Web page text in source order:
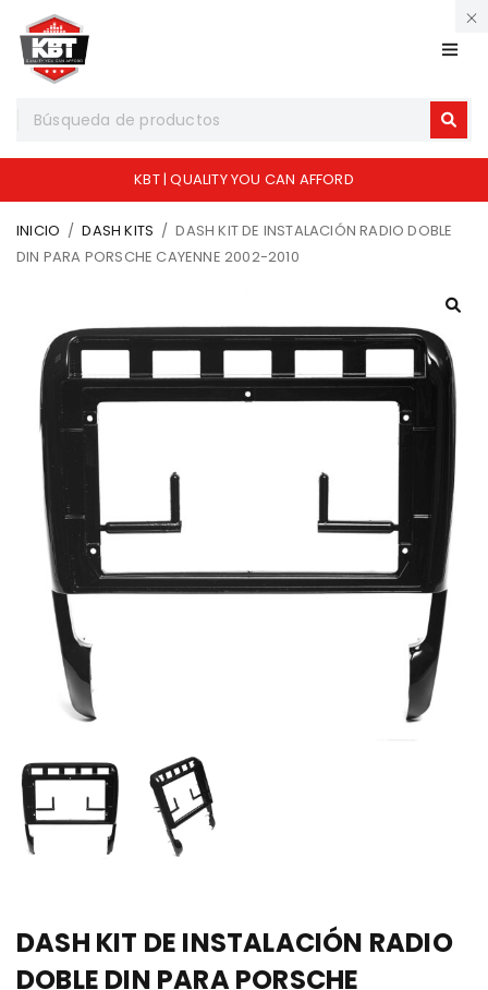
KBT | QUALITY YOU CAN AFFORD
INICIO / DASH KITS / DASH KIT DE INSTALACIÓN RADIO DOBLE
DIN PARA PORSCHE CAYENNE 2002-2010
DASH KIT DE INSTALACIÓN RADIO
DOBLE DIN PARA PORSCHE